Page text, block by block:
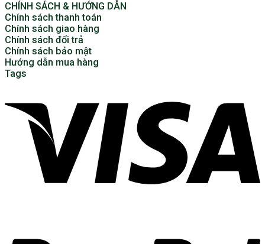
CHÍNH SÁCH & HƯỚNG DẪN
Chính sách thanh toán
Chính sách giao hàng
Chính sách đổi trả
Chính sách bảo mật
Hướng dẫn mua hàng
Tags